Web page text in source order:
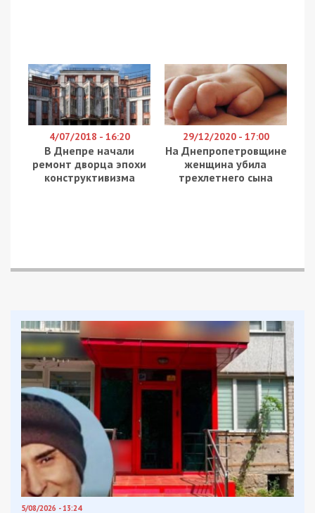
повідомляє49000із посиланням на департамент
стратегічних розслідувань Нацполіції та
Кіровоградську обласну прокуратуру.
За даними слідства, Управління містобудування,
архітектури та житлово-комунального
господарства Знам’янської міської ради було
укладено договір з підрядною організацією на
виконання поточних ремонтних робіт кількох
завищено вартість виконаних дорожніх робіт,
становить понад 3 мільйона гривень.
Керівнику підрядної організації повідомлено про
підозру за ч. 4 та ч. 5 ст. 191 (Привласнення,
розтрата майна або заволодіння ним шляхом
зловживання службовим становищем) КК України
та обрано запобіжний захід у вигляді 3,3 млн грн
застави. Також прокурори звернулися до суду з
клопотанням щодо накладення арешту на його
майно.